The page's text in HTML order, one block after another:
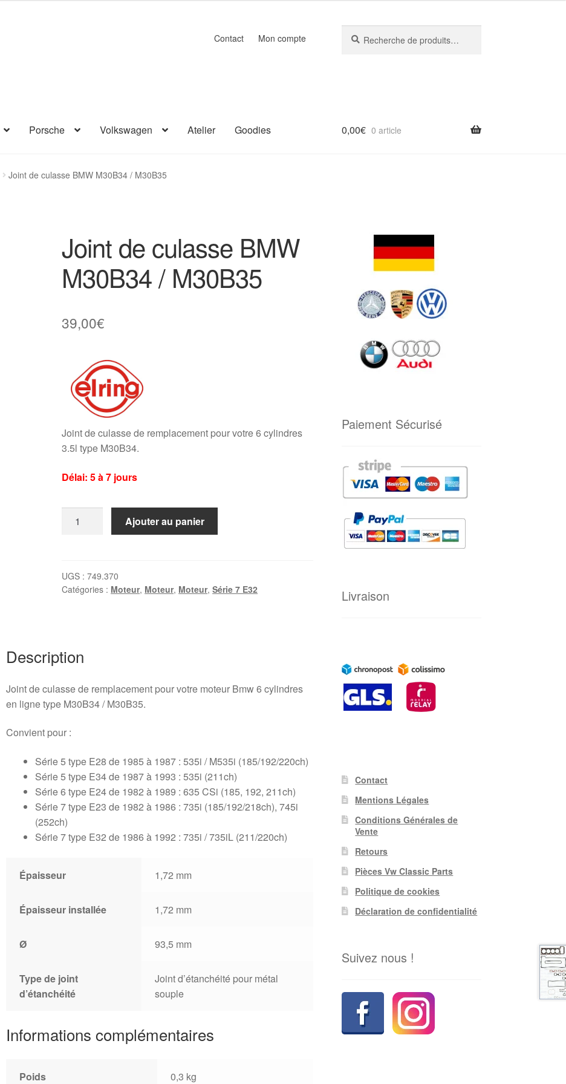
Contact Mon compte
pour :
Porsche Volkswagen Atelier Goodies 0,00€ 0 article
Joint de culasse BMW M30B34 / M30B35
Joint de culasse BMW
M30B34 / M30B35
39,00€
Joint de culasse de remplacement pour votre 6 cylindres
3.5l type M30B34.
Délai: 5 à 7 jours
culasse
BMW
Ajouter au panier
UGS :749.370
Catégories : Moteur, Moteur, Moteur,Série 7 E32
Description
Joint de culasse de remplacement pour votre moteur Bmw 6 cylindres
en ligne type M30B34 / M30B35.
Convient pour :
Série 5 type E28 de 1985 à 1987 : 535i / M535i (185/192/220ch)
Série 5 type E34 de 1987 à 1993 : 535i (211ch)
Série 6 type E24 de 1982 à 1989 : 635 CSi (185, 192, 211ch)
Série 7 type E23 de 1982 à 1986 : 735i (185/192/218ch), 745i
(252ch)
Série 7 type E32 de 1986 à 1992 : 735i / 735iL (211/220ch)
Épaisseur 1,72 mm
Épaisseur installée 1,72 mm
Ø 93,5 mm
Type de joint
d’étanchéité
Joint d’étanchéité pour métal
souple
Informations complémentaires
Poids 0,3 kg
Paiement Sécurisé
Livraison
Contact
Mentions Légales
Conditions Générales de
Vente
Retours
Pièces Vw Classic Parts
Politique de cookies
Déclaration de confidentialité
Suivez nous !